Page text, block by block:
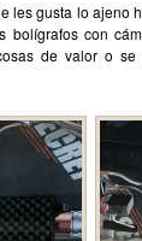
les gusta lo ajeno
bolígrafos con
de valor o